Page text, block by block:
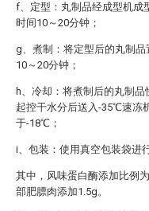
f、定型：丸制品经成型机成
时间10～20分钟；
g、煮制：将定型后的丸制
10～20分钟；
h、冷却：将煮制后的丸制
起控干水分后送入-35℃速冻
于-18℃；
i、包装：使用真空包装袋进
其中，风味蛋白酶添加比例
部肥膘肉添加1.5g。